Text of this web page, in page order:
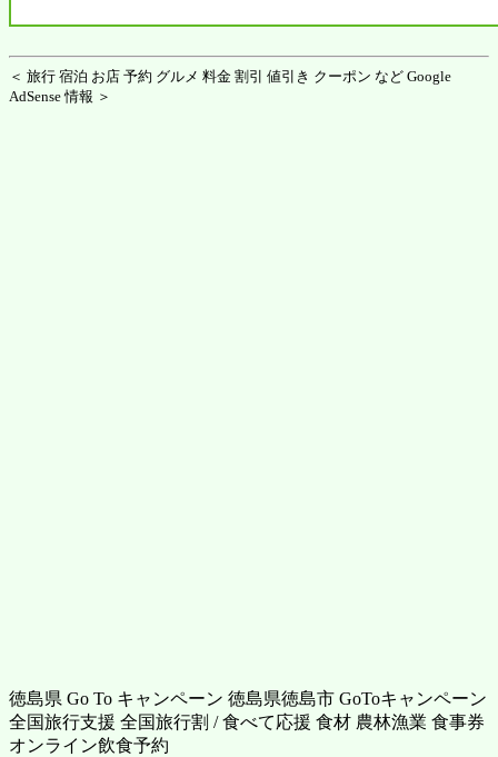
＜ 旅行 宿泊 お店 予約 グルメ 料金 割引 値引き クーポン など Google
AdSense 情報 ＞
徳島県 Go To キャンペーン 徳島県徳島市 GoToキャンペーン
全国旅行支援 全国旅行割 / 食べて応援 食材 農林漁業 食事券
オンライン飲食予約